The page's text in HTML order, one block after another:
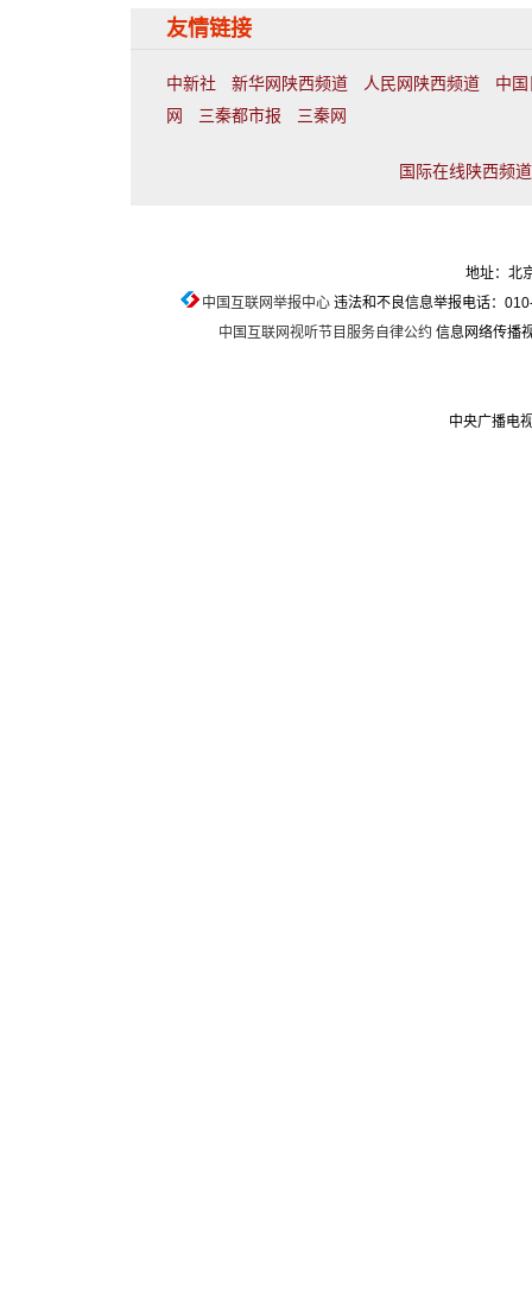
友情链接
中新社 新华网陕西频道 人民网陕西频道
中
网
三秦都市报 三秦网
国际在线陕西频
地址：北
中国互联网举报中心违法和不良信息举报电话：
中国互联网视听节目服务自律公约 信息网络传播
中央广播电